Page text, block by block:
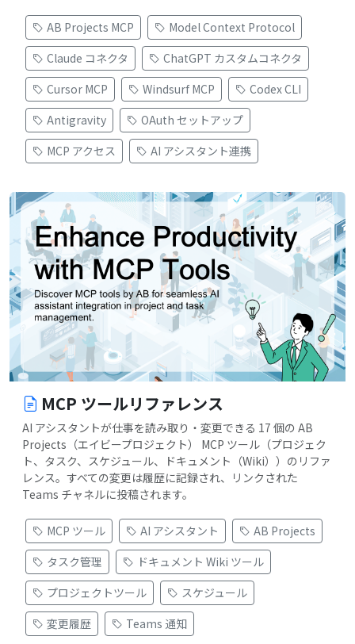
AB Projects MCP
Model Context Protocol
Claude コネクタ
ChatGPT カスタムコネクタ
Cursor MCP
Windsurf MCP
Codex CLI
Antigravity
OAuth セットアップ
MCP アクセス
AI アシスタント連携
MCP ツールリファレンス
AI アシスタントが仕事を読み取り・変更できる 17 個の AB
Projects（エイビープロジェクト） MCP ツール（プロジェク
ト、タスク、スケジュール、ドキュメント（Wiki））のリファ
レンス。すべての変更は履歴に記録され、リンクされた
Teams チャネルに投稿されます。
MCP ツール AI アシスタント
AB Projects
タスク管理
ドキュメント Wiki ツール
プロジェクトツール
スケジュール
変更履歴
Teams 通知